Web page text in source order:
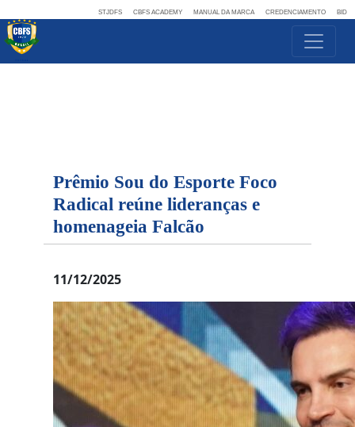
STJDFS CBFS ACADEMY MANUAL DA MARCA CREDENCIAMENTO BID
Prêmio Sou do Esporte Foco
Radical reúne lideranças e
homenageia Falcão
11/12/2025